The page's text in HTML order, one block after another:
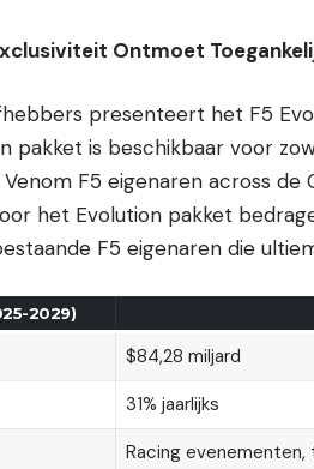
Ontmoet
presenteert het F5
pakket is beschikbaar voor
F5 eigenaren across de
het Evolution pakket
F5 eigenaren die
2029)
$84,28 miljard
31% jaarlijks
Racing